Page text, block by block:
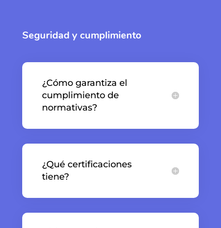
Seguridad y cumplimiento
¿Cómo garantiza el
cumplimiento de
normativas?
¿Qué certificaciones
tiene?